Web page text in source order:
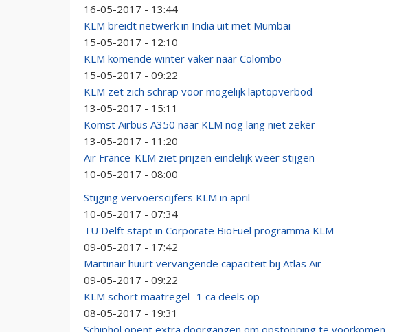
16-05-2017 - 13:44
KLM breidt netwerk in India uit met Mumbai
15-05-2017 - 12:10
KLM komende winter vaker naar Colombo
15-05-2017 - 09:22
KLM zet zich schrap voor mogelijk laptopverbod
13-05-2017 - 15:11
Komst Airbus A350 naar KLM nog lang niet zeker
13-05-2017 - 11:20
Air France-KLM ziet prijzen eindelijk weer stijgen
10-05-2017 - 08:00
Stijging vervoerscijfers KLM in april
10-05-2017 - 07:34
TU Delft stapt in Corporate BioFuel programma KLM
09-05-2017 - 17:42
Martinair huurt vervangende capaciteit bij Atlas Air
09-05-2017 - 09:22
KLM schort maatregel -1 ca deels op
08-05-2017 - 19:31
Schiphol opent extra doorgangen om opstopping te voorkomen